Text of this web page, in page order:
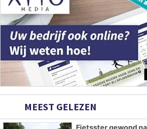
MEEST GELEZEN
Fietsster gewond